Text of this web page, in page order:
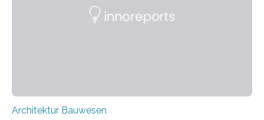
Datenbank erfasst sind, neue Baustoffe kreiert werden.
Architektur Bauwesen